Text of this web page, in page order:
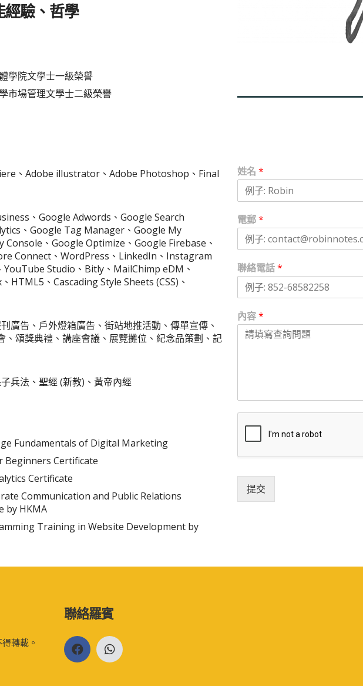
經驗、哲學
學院文學士一級榮譽
市場管理文學士二級榮譽
、Adobe illustrator、Adobe Photoshop、Final
、Google Adwords、Google Search
、Google Tag Manager、Google My
Console、Google Optimize、Google Firebase、
Connect、WordPress、LinkedIn、Instagram
Studio、Bitly、MailChimp eDM、
HTML5、Cascading Style Sheets (CSS)、
廣告、戶外燈箱廣告、街站地推活動、傳單宣傳、
、頌獎典禮、講座會議、展覽攤位、紀念品策劃、記
兵法、聖經 (新教)、黃帝內經
Fundamentals of Digital Marketing
Beginners Certificate
Certificate
Communication and Public Relations
by HKMA
Training in Website Development by
姓名 *
電郵*
聯絡電話*
內容*
提交
轉載。
聯絡羅賓